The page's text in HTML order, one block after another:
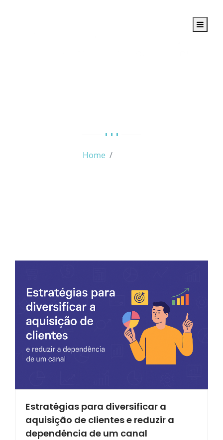
Home
Estratégias para diversificar a
aquisição de clientes e reduzir a
dependência de um canal